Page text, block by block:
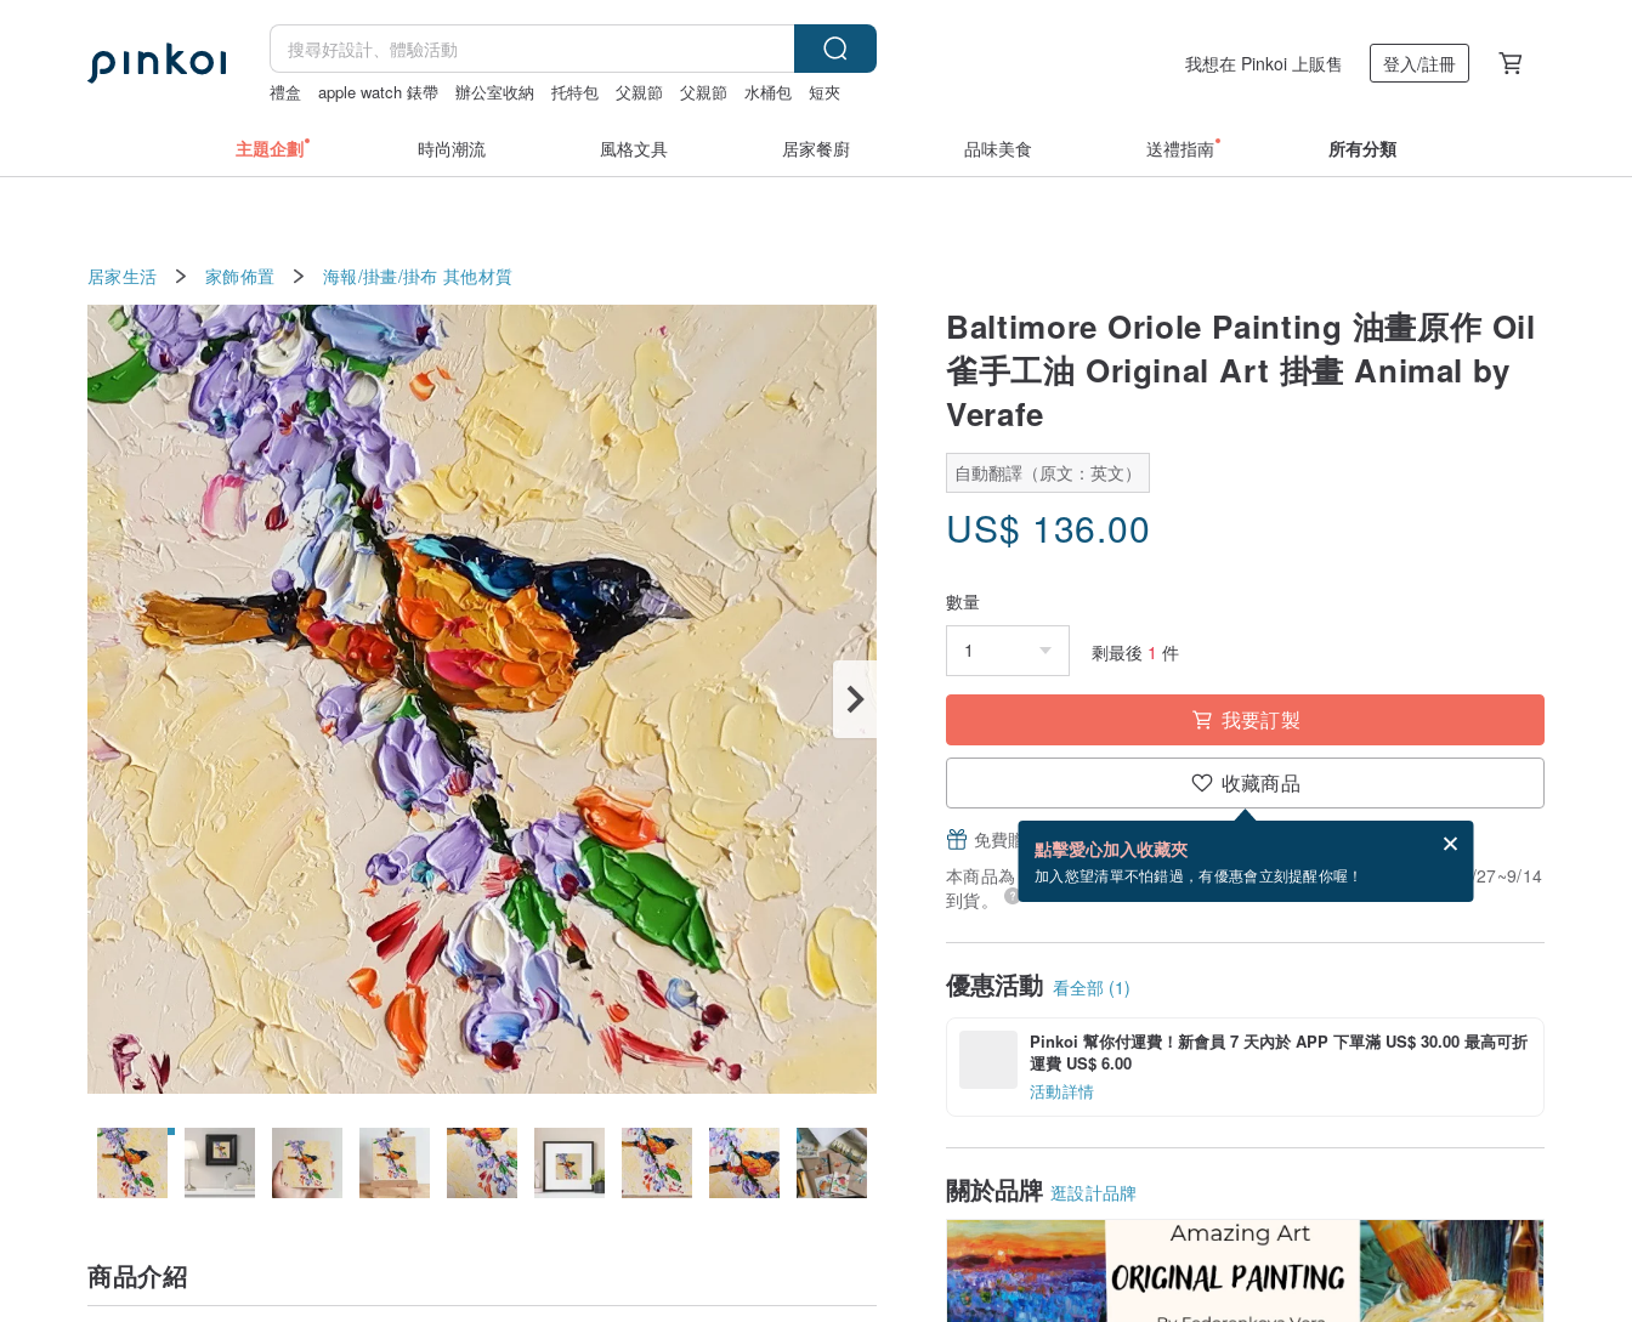
禮盒 apple watch 錶帶 辦公室收納 托特包 父親節 父親節 水桶包 短夾
我想在 Pinkoi 上販售 登入/註冊
主題企劃 時尚潮流 風格文具 居家餐廚 品味美食 送禮指南 所有分類
居家生活 家飾佈置 海報/掛畫/掛布 其他材質
Baltimore Oriole Painting 油畫原作 Oil
雀手工油 Original Art 掛畫 Animal by
Verafe
自動翻譯（原文：英文）
US$ 136.00
數量
剩最後 1 件
我要訂製
收藏商品
點擊愛心加入收藏夾
加入慾望清單不怕錯過，有優惠會立刻提醒你喔！
免費贈送電子賀卡，結帳完成後填寫
本商品為「接單訂製」。付款後需 5 個工作天製作。現在下單預估 8/27~9/14
到貨。
優惠活動 看全部 (1)
Pinkoi 幫你付運費！新會員 7 天內於 APP 下單滿 US$ 30.00 最高可折
運費 US$ 6.00
活動詳情
關於品牌 逛設計品牌
商品介紹